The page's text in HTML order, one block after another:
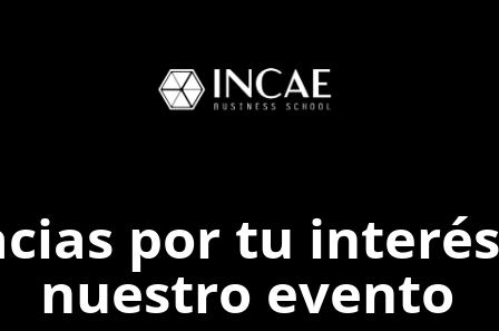
por tu
nuestro evento